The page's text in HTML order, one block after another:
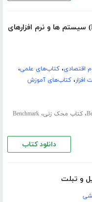
دانلود کتاب محک زنی (Benchmarking) سیستم ها و نرم افزارهای
اقتصادی،کتاب‌های علمی،
،کتاب‌های آموزش
،کتاب محک زنی،Benchmark
دانلود کتاب
و تبلت